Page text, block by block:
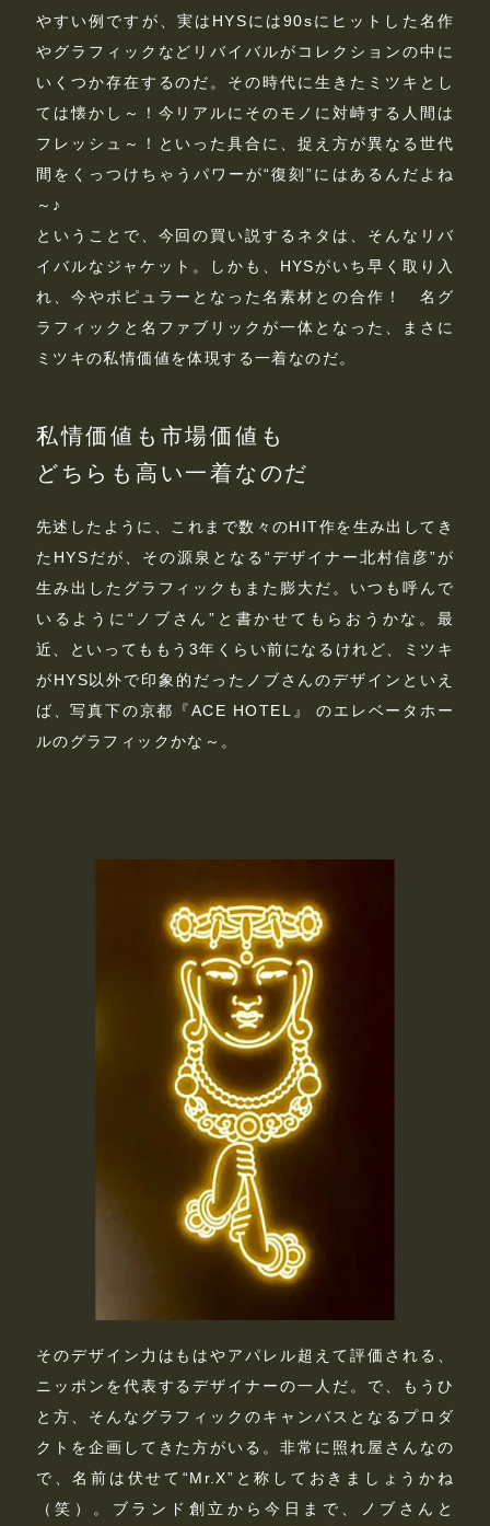
やすい例ですが、実はHYSには90sにヒットした名作
やグラフィックなどリバイバルがコレクションの中に
いくつか存在するのだ。その時代に生きたミツキとし
ては懐かし～！今リアルにそのモノに対峙する人間は
フレッシュ～！といった具合に、捉え方が異なる世代
間をくっつけちゃうパワーが“復刻”にはあるんだよね
～♪
ということで、今回の買い説するネタは、そんなリバ
イバルなジャケット。しかも、HYSがいち早く取り入
れ、今やポピュラーとなった名素材との合作！ 名グ
ラフィックと名ファブリックが一体となった、まさに
ミツキの私情価値を体現する一着なのだ。
私情価値も市場価値も
どちらも高い一着なのだ
先述したように、これまで数々のHIT作を生み出してき
たHYSだが、その源泉となる“デザイナー北村信彦”が
生み出したグラフィックもまた膨大だ。いつも呼んで
いるように“ノブさん”と書かせてもらおうかな。最
近、といってももう3年くらい前になるけれど、ミツキ
がHYS以外で印象的だったノブさんのデザインといえ
ば、写真下の京都『ACE HOTEL』 のエレベータホー
ルのグラフィックかな～。
そのデザイン力はもはやアパレル超えて評価される、
ニッポンを代表するデザイナーの一人だ。で、もうひ
と方、そんなグラフィックのキャンバスとなるプロダ
クトを企画してきた方がいる。非常に照れ屋さんなの
で、名前は伏せて“Mr.X”と称しておきましょうかね
（笑）。ブランド創立から今日まで、ノブさんと